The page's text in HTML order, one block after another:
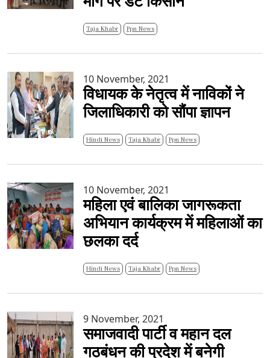
Taja Khabr Ppn News
10 November, 2021
विधायक के नेतृत्व में नाविकों ने
जिलाधिकारी को सौंपा ज्ञापन
Hindi News Taja Khabr Ppn News
10 November, 2021
महिला एवं बालिका जागरूकता
अभियान कार्यक्रम में महिलाओं का
छलका दर्द
Hindi News Taja Khabr Ppn News
9 November, 2021
समाजवादी पार्टी व महान दल
गठबंधन की प्रदेश में बनेगी